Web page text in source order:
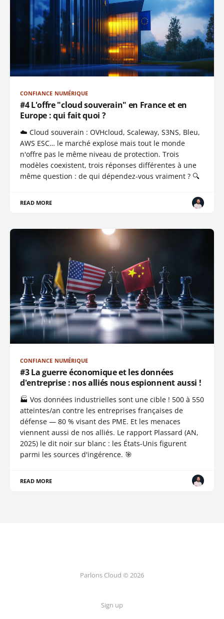
CONFIANCE NUMÉRIQUE
#4 L'offre "cloud souverain" en France et en
Europe : qui fait quoi ?
☁️ Cloud souverain : OVHcloud, Scaleway, S3NS, Bleu,
AWS ESC… le marché explose mais tout le monde
n'offre pas le même niveau de protection. Trois
modèles coexistent, trois réponses différentes à une
même question : de qui dépendez-vous vraiment ? 🔍
READ MORE
CONFIANCE NUMÉRIQUE
#3 La guerre économique et les données
d'entreprise : nos alliés nous espionnent aussi !
🏭 Vos données industrielles sont une cible ! 500 à 550
atteintes/an contre les entreprises françaises de
défense — 80 % visant des PME. Et les menaces
viennent aussi de nos alliés. Le rapport Plassard (AN,
2025) le dit noir sur blanc : les États-Unis figurent
parmi les sources d'ingérence. 🎯
READ MORE
Parlons Cloud © 2026
Sign up